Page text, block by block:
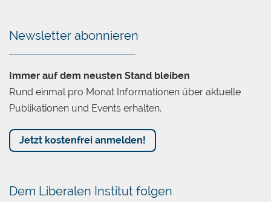
Newsletter abonnieren
Immer auf dem neusten Stand bleiben
Rund einmal pro Monat Informationen über aktuelle
Publikationen und Events erhalten.
Jetzt kostenfrei anmelden!
Dem Liberalen Institut folgen